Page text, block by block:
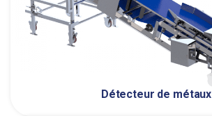
Détecteur de métaux